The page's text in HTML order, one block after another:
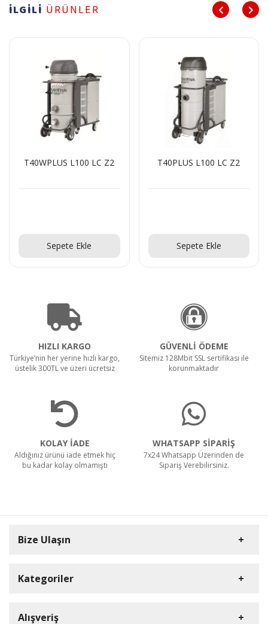
İLGİLİ ÜRÜNLER
LC Z2 T40PLUS L100 LC Z2
Sepete Ekle
T22PLUS L100
Sepete Ekle
HIZLI KARGO
Türkiye’nin her yerine hızlı kargo,
üstelik 300TL ve üzeri ücretsiz
GÜVENLİ ÖDEME
Sitemiz 128Mbit SSL sertifikası ile
korunmaktadır
KOLAY İADE
Aldığınız ürünü iade etmek hiç
bu kadar kolay olmamıştı
WHATSAPP SİPARİŞ
7x24 Whatsapp Üzerinden de
Sipariş Verebilirsiniz.
Bize Ulaşın
Kategoriler
Alışveriş